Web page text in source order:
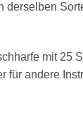
derselben
mit 25
für andere